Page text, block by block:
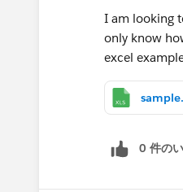
I am looking
only know
excel
0 件の